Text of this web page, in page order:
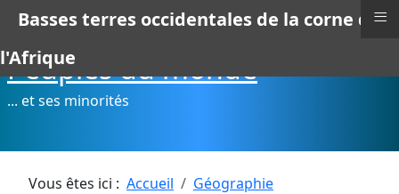
Peuples du monde
... et ses minorités
Vous êtes ici : Accueil
Géographie
Basses terres occidentales de la corne de
l'Afrique
≡